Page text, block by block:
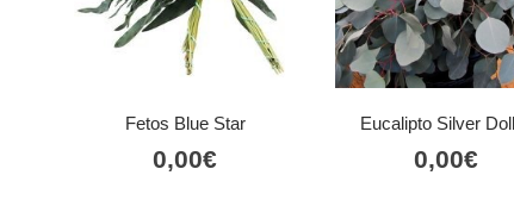
Fetos Blue Star
0,00€
Eucalipto Silver
0,00€